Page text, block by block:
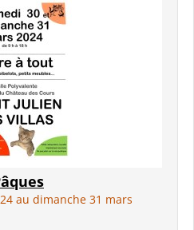
au dimanche 31 mars